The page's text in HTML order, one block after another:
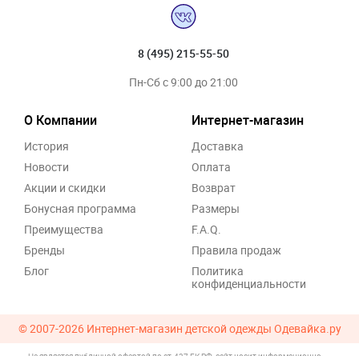
8 (495) 215-55-50
Пн-Сб с 9:00 до 21:00
О Компании
История
Новости
Акции и скидки
Бонусная программа
Преимущества
Бренды
Блог
Интернет-магазин
Доставка
Оплата
Возврат
Размеры
F.A.Q.
Правила продаж
Политика
конфиденциальности
© 2007-2026 Интернет-магазин детской одежды Одевайка.ру